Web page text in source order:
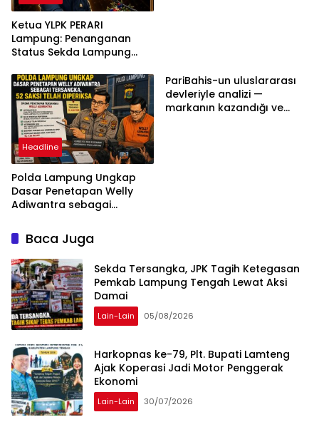
Ketua YLPK PERARI
Lampung: Penanganan
Status Sekda Lampung
Berdasarkan Aturan,
Bukan Tekanan Opini
Headline
Polda Lampung Ungkap
Dasar Penetapan Welly
Adiwantra sebagai
Diperiksa
PariBahis-un uluslararası
devleriyle analizi —
markanın kazandığı ve
Baca Juga
Sekda Tersangka, JPK Tagih Ketegasan
Pemkab Lampung Tengah Lewat Aksi
Damai
Lain-Lain 05/08/2026
Harkopnas ke-79, Plt. Bupati Lamteng
Ajak Koperasi Jadi Motor Penggerak
Ekonomi
Lain-Lain 30/07/2026